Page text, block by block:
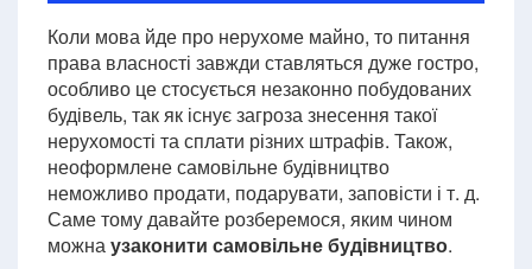
Коли мова йде про нерухоме майно, то питання
права власності завжди ставляться дуже гостро,
особливо це стосується незаконно побудованих
будівель, так як існує загроза знесення такої
нерухомості та сплати різних штрафів. Також,
неоформлене самовільне будівництво
неможливо продати, подарувати, заповісти і т. д.
Саме тому давайте розберемося, яким чином
можнаузаконити самовільне будівництво.